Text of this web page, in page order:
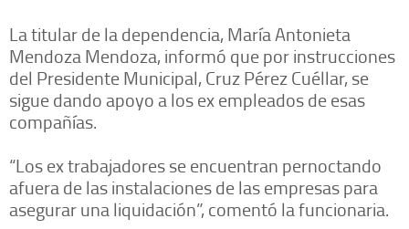
La titular de la dependencia, María Antonieta
Mendoza Mendoza, informó que por instrucciones
del Presidente Municipal, Cruz Pérez Cuéllar, se
sigue dando apoyo a los ex empleados de esas
compañías.
“Los ex trabajadores se encuentran pernoctando
afuera de las instalaciones de las empresas para
asegurar una liquidación”, comentó la funcionaria.